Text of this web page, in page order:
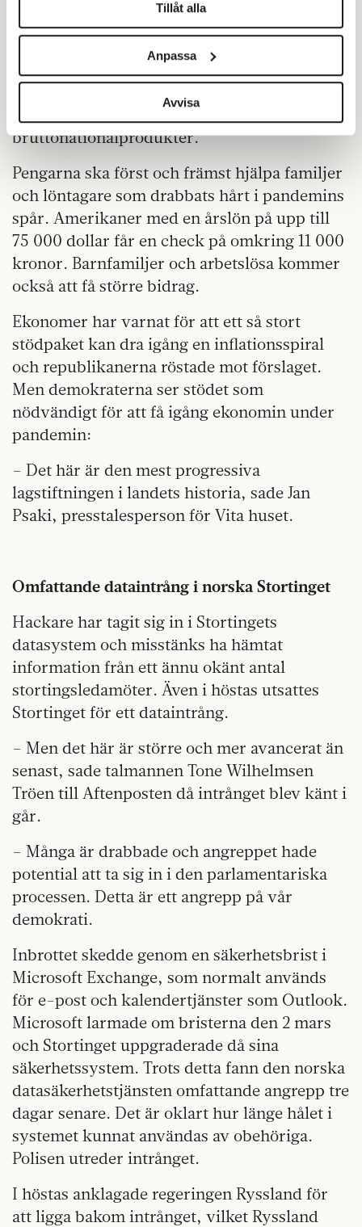
Vi använder enhetsidentifierare för att anpassa innehållet
för sociala medier och analysera vår trafik. Vi
vidarebefordrar även sådana identifierare och annan
information från din enhet till de sociala medier och
annons- och analysföretag som vi samarbetar med.
Dessa kan i sin tur kombinera informationen med annan
samlat in när du har använt deras tjänster.
Om du vill läsa mer om hur vi hanterar personuppgifter
kan du göra dethär.
Tillåt alla
Anpassa
Avvisa
I går klubbade representanthuset igenom Joe
Bidens historiska stödpaket på 1 900
miljarder dollar, som tidigare passerat
senaten. Det motsvarar 15 000 miljarder
kronor eller tre svenska
bruttonationalprodukter.
Pengarna ska först och främst hjälpa familjer
och löntagare som drabbats hårt i pandemins
spår. Amerikaner med en årslön på upp till
75 000 dollar får en check på omkring 11 000
kronor. Barnfamiljer och arbetslösa kommer
också att få större bidrag.
Ekonomer har varnat för att ett så stort
stödpaket kan dra igång en inflationsspiral
och republikanerna röstade mot förslaget.
Men demokraterna ser stödet som
nödvändigt för att få igång ekonomin under
pandemin:
– Det här är den mest progressiva
lagstiftningen i landets historia, sade Jan
Psaki, presstalesperson för Vita huset.
Omfattande dataintrång i norska Stortinget
Hackare har tagit sig in i Stortingets
datasystem och misstänks ha hämtat
information från ett ännu okänt antal
stortingsledamöter. Även i höstas utsattes
Stortinget för ett dataintrång.
– Men det här är större och mer avancerat än
senast, sade talmannen Tone Wilhelmsen
Tröen till Aftenposten då intrånget blev känt i
går.
– Många är drabbade och angreppet hade
potential att ta sig in i den parlamentariska
processen. Detta är ett angrepp på vår
demokrati.
Inbrottet skedde genom en säkerhetsbrist i
Microsoft Exchange, som normalt används
för e-post och kalendertjänster som Outlook.
Microsoft larmade om bristerna den 2 mars
och Stortinget uppgraderade då sina
säkerhetssystem. Trots detta fann den norska
datasäkerhetstjänsten omfattande angrepp tre
dagar senare. Det är oklart hur länge hålet i
systemet kunnat användas av obehöriga.
Polisen utreder intrånget.
I höstas anklagade regeringen Ryssland för
att ligga bakom intrånget, vilket Ryssland